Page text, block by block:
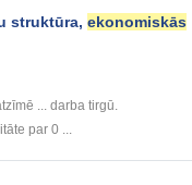
struktūra, ekonomiskās
... darba tirgū.
par 0 ...